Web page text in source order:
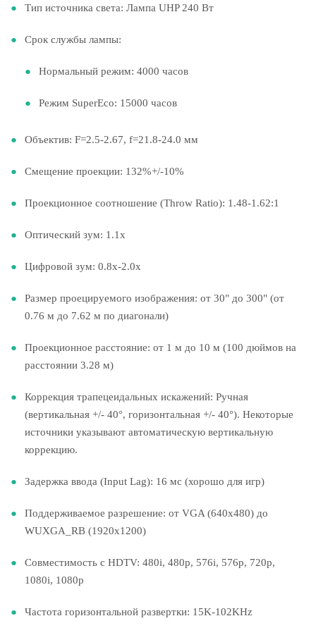
Тип источника света: Лампа UHP 240 Вт
Срок службы лампы:
Нормальный режим: 4000 часов
Режим SuperEco: 15000 часов
Объектив: F=2.5-2.67, f=21.8-24.0 мм
Смещение проекции: 132%+/-10%
Проекционное соотношение (Throw Ratio): 1.48-1.62:1
Оптический зум: 1.1x
Цифровой зум: 0.8x-2.0x
Размер проецируемого изображения: от 30" до 300" (от
0.76 м до 7.62 м по диагонали)
Проекционное расстояние: от 1 м до 10 м (100 дюймов на
расстоянии 3.28 м)
Коррекция трапецеидальных искажений: Ручная
(вертикальная +/- 40°, горизонтальная +/- 40°). Некоторые
источники указывают автоматическую вертикальную
коррекцию.
Задержка ввода (Input Lag): 16 мс (хорошо для игр)
Поддерживаемое разрешение: от VGA (640x480) до
WUXGA_RB (1920x1200)
Совместимость с HDTV: 480i, 480p, 576i, 576p, 720p,
1080i, 1080p
Частота горизонтальной развертки: 15K-102KHz